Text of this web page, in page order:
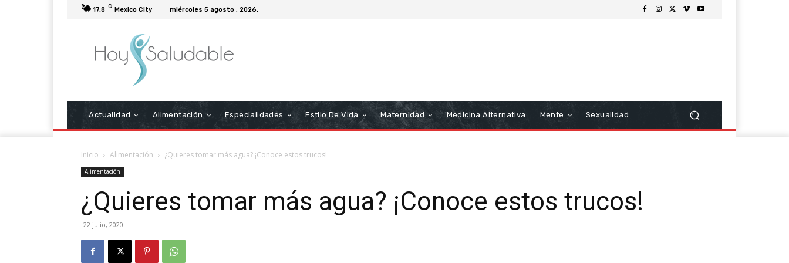
17.8 C Mexico City miércoles 5 agosto , 2026.
Actualidad Alimentación Especialidades Estilo De Vida Maternidad Medicina Alternativa Mente Sexualidad
Inicio Alimentación ¿Quieres tomar más agua? ¡Conoce estos trucos!
Alimentación
¿Quieres tomar más agua? ¡Conoce estos trucos!
22 julio, 2020